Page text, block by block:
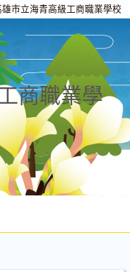
雄市立海青高級工商職業學校
商職業學